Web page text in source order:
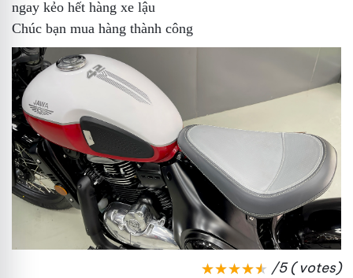
ngay kẻo hết hàng xe lậu
Chúc bạn mua hàng thành công
/5 ( votes)